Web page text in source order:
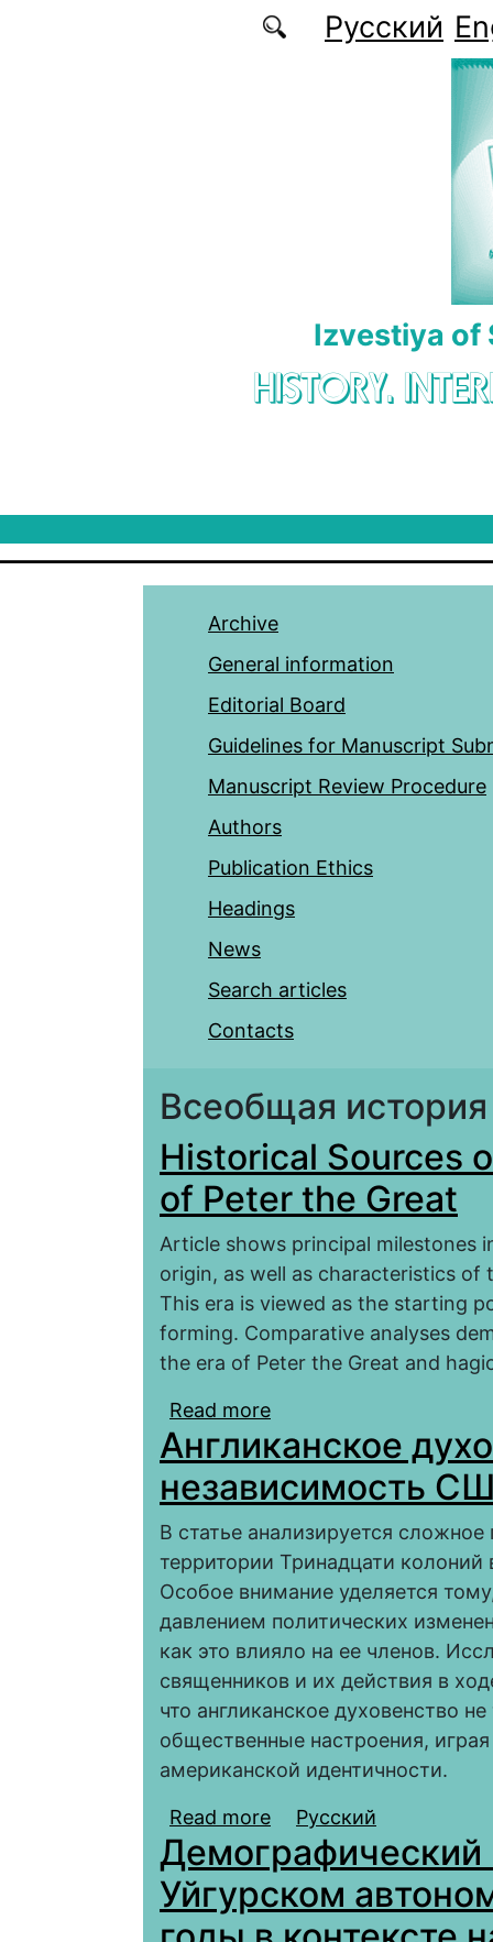
Русский
Izvestiya of
HISTORY.
Archive
General information
Editorial Board
Guidelines for Manuscript
Manuscript Review Procedure
Authors
Publication Ethics
Headings
News
Search articles
Contacts
Всеобщая история
Historical Sources
of Peter the Great
Article shows principal milestones
origin, as well as characteristics
This era is viewed as the starting
forming. Comparative analyses
the era of Peter the Great and
Read more
Англиканское
независимость
В статье анализируется
территории Тринадцати
Особое внимание уделяется
давлением политических
как это влияло на ее членов.
священников и их действия в
что англиканское духовенство
общественные настроения,
американской идентичности.
Read more about Англиканское
Русский
Демографический
Уйгурском